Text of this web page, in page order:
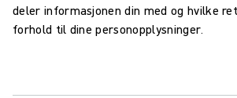
deler informasjonen din med og hvilke
forhold til dine personopplysninger.